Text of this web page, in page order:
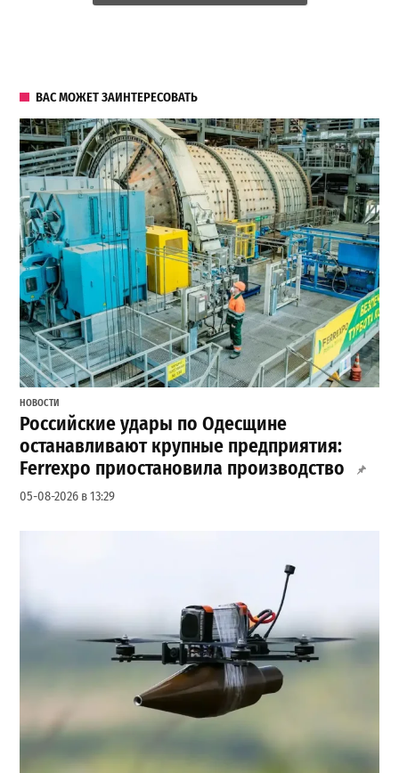
ВАС МОЖЕТ ЗАИНТЕРЕСОВАТЬ
НОВОСТИ
Российские удары по Одесщине
останавливают крупные предприятия:
Ferrexpo приостановила производство
05-08-2026 в 13:29